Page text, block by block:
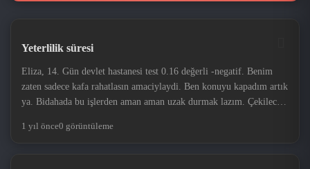
Yeterlilik süresi
Eliza, 14. Gün devlet hastanesi test 0.16 değerli -negatif. Benim
zaten sadece kafa rahatlasın amaciylaydi. Ben konuyu kapadım artık
ya. Bidahada bu işlerden aman aman uzak durmak lazım. Çekilecek
çekilecek dert değil.
1 yıl önce0 görüntüleme